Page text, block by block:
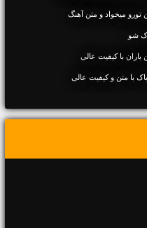
میخواد و متن آهنگ
شو
با کیفیت عالی
با متن و کیفیت عالی